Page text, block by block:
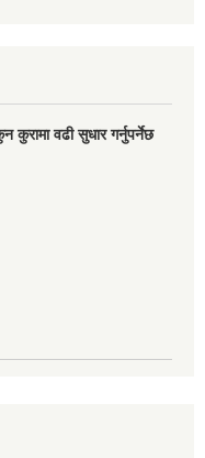
कुरामा वढी सुधार गर्नुपर्नेछ